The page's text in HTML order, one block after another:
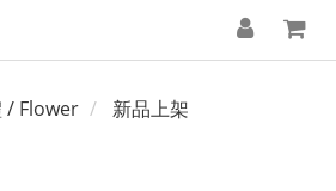
/ Flower 新品上架